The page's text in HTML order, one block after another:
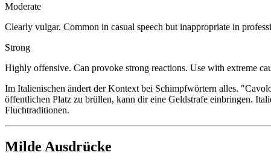
Moderate
Clearly vulgar. Common in casual speech but inappropriate in
Strong
Highly offensive. Can provoke strong reactions. Use with extreme
Im Italienischen ändert der Kontext bei Schimpfwörtern alles.
öffentlichen Platz zu brüllen, kann dir eine Geldstrafe einbringen.
Fluchtraditionen.
Milde Ausdrücke